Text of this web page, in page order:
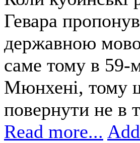
Гевара
державною
саме тому в 59-
Мюнхені, тому
повернути не в
Read more...